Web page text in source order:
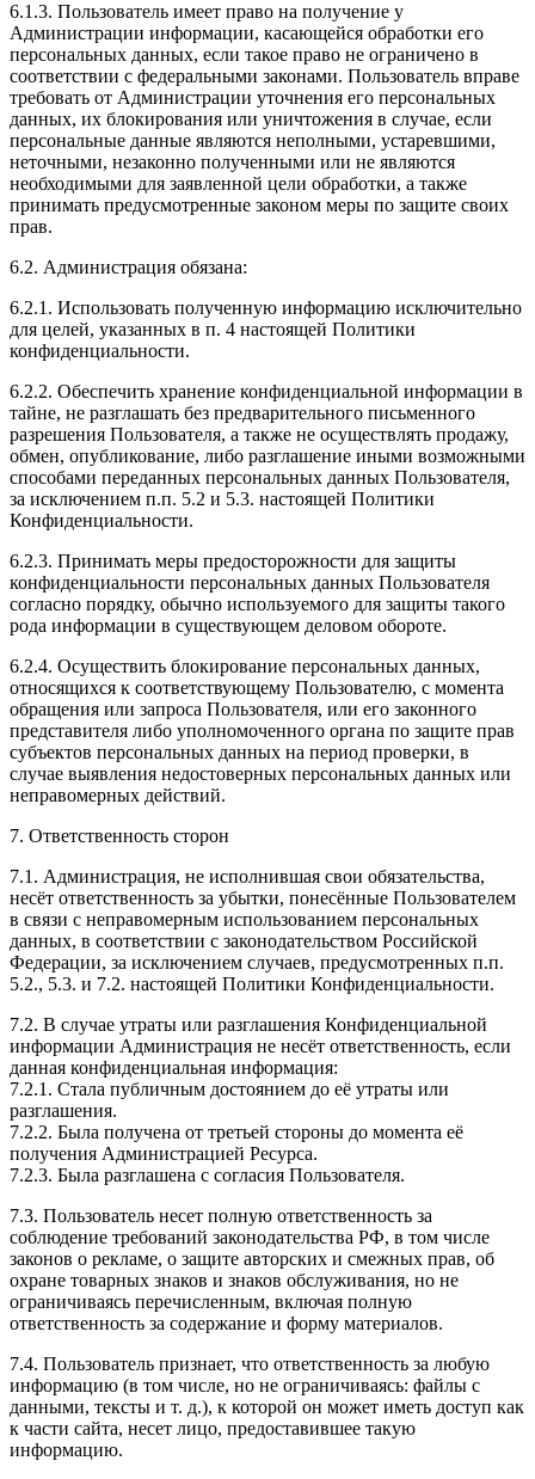
6.1.3. Пользователь имеет право на получение у
Администрации информации, касающейся обработки его
персональных данных, если такое право не ограничено в
соответствии с федеральными законами. Пользователь вправе
требовать от Администрации уточнения его персональных
данных, их блокирования или уничтожения в случае, если
персональные данные являются неполными, устаревшими,
неточными, незаконно полученными или не являются
необходимыми для заявленной цели обработки, а также
принимать предусмотренные законом меры по защите своих
прав.
6.2. Администрация обязана:
6.2.1. Использовать полученную информацию исключительно
для целей, указанных в п. 4 настоящей Политики
конфиденциальности.
6.2.2. Обеспечить хранение конфиденциальной информации в
тайне, не разглашать без предварительного письменного
разрешения Пользователя, а также не осуществлять продажу,
обмен, опубликование, либо разглашение иными возможными
способами переданных персональных данных Пользователя,
за исключением п.п. 5.2 и 5.3. настоящей Политики
Конфиденциальности.
6.2.3. Принимать меры предосторожности для защиты
конфиденциальности персональных данных Пользователя
согласно порядку, обычно используемого для защиты такого
рода информации в существующем деловом обороте.
6.2.4. Осуществить блокирование персональных данных,
относящихся к соответствующему Пользователю, с момента
обращения или запроса Пользователя, или его законного
представителя либо уполномоченного органа по защите прав
субъектов персональных данных на период проверки, в
случае выявления недостоверных персональных данных или
неправомерных действий.
7. Ответственность сторон
7.1. Администрация, не исполнившая свои обязательства,
несёт ответственность за убытки, понесённые Пользователем
в связи с неправомерным использованием персональных
данных, в соответствии с законодательством Российской
Федерации, за исключением случаев, предусмотренных п.п.
5.2., 5.3. и 7.2. настоящей Политики Конфиденциальности.
7.2. В случае утраты или разглашения Конфиденциальной
информации Администрация не несёт ответственность, если
данная конфиденциальная информация:
7.2.1. Стала публичным достоянием до её утраты или
разглашения.
7.2.2. Была получена от третьей стороны до момента её
получения Администрацией Ресурса.
7.2.3. Была разглашена с согласия Пользователя.
7.3. Пользователь несет полную ответственность за
соблюдение требований законодательства РФ, в том числе
законов о рекламе, о защите авторских и смежных прав, об
охране товарных знаков и знаков обслуживания, но не
ограничиваясь перечисленным, включая полную
ответственность за содержание и форму материалов.
7.4. Пользователь признает, что ответственность за любую
информацию (в том числе, но не ограничиваясь: файлы с
данными, тексты и т. д.), к которой он может иметь доступ как
к части сайта, несет лицо, предоставившее такую
информацию.